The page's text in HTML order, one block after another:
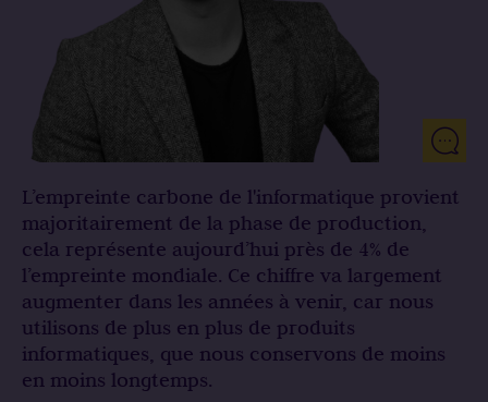
L’empreinte carbone de l'informatique provient
majoritairement de la phase de production,
cela représente aujourd’hui près de 4% de
l’empreinte mondiale. Ce chiffre va largement
augmenter dans les années à venir, car nous
utilisons de plus en plus de produits
informatiques, que nous conservons de moins
en moins longtemps.